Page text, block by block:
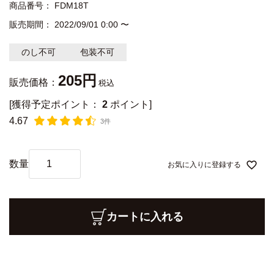
商品番号
FDM18T
販売期間
2022/09/01 0:00 〜
のし不可 包装不可
販売価格： 205 税込
[獲得予定ポイント： 2 ポイント]
4.67
3件
お気に入りに登録する
カートに入れる